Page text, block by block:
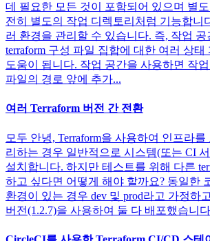
데 필요한 모든 것이 포함되어 있으며 별
전히 별도의 작업 디렉토리처럼 기능합니
러 환경을 관리할 수 있습니다. 즉, 작업
terraform 구성 파일 집합에 대한 여러 상태
도움이 됩니다. 작업 공간을 사용하면 작
파일의 경로 앞에 추가...
여러 Terraform 버전 간 전환
모두 안녕, Terraform을 사용하여 인프라
리하는 경우 일반적으로 시스템(또는 CI
설치합니다. 하지만 테스트를 위해 다른
하고 싶다면 어떻게 해야 할까요? 동일한
환경이 있는 경우 dev 및 prod라고 가정하
버전(1.2.7)을 사용하여 둘 다 배포했습니